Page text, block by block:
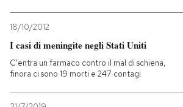
18/10/2012
I casi di meningite negli Stati Uniti
C'entra un farmaco contro il mal di schiena,
finora ci sono 19 morti e 247 contagi